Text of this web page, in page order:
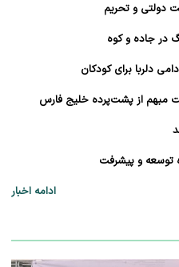
دولتی و تحریم
در جاده و کوه
دلربا برای کودکان
مبهم از پشت‌پرده خلیج فارس
توسعه و پیشرفت
ادامه اخبار